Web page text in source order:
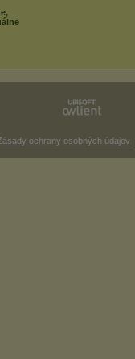
ochrany osobných údajov